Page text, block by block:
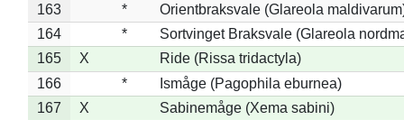
163
*
Orientbraksvale (Glareola
164
*
Sortvinget Braksvale (Glareola
165
X
Ride (Rissa tridactyla)
166
*
Ismåge (Pagophila eburnea)
167
X
Sabinemåge (Xema sabini)